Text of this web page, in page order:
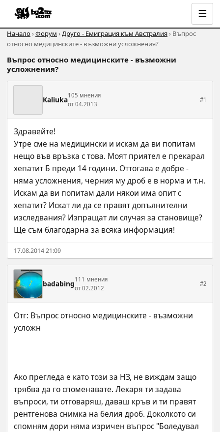
☰
Начало›Форум ›Друго - Емиграция към Австралия› Въпрос
относно медицинските - възможни усложнения?
Въпрос относно медицинските - възможни
усложнения?
Kaliuka105 мнения
от 04.2013
#1
Здравейте!
Утре сме на медицински и искам да ви попитам
нещо във връзка с това. Моят приятел е прекарал
хепатит Б преди 14 години. Оттогава е добре -
Искам да ви попитам дали някои има опит с
хепатит? Искат ли да се правят допълнителни
изследвания? Изпращат ли случая за становище?
Ще съм благодарна за всяка информация!
17.08.2014 21:09
badabing111 мнения
от 02.2012
#2
Отг: Въпрос относно медицинските - възможни
Ако прегледа е като този за НЗ, не виждам защо
трябва да го споменавате. Лекаря ти задава
въпроси, ти отговаряш, даваш кръв и ти правят
рентгенова снимка на белия дроб. Доколкото си
спомням дори няма изричен въпрос "Боледувал